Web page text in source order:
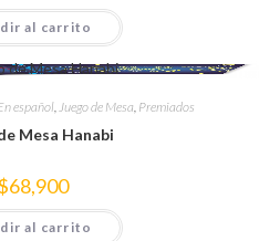
al carrito
español Juego de Mesa Premiados
Mesa Hanabi
68,900
al carrito